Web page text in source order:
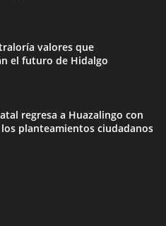
valores que
el futuro de Hidalgo
regresa a Huazalingo con
planteamientos ciudadanos